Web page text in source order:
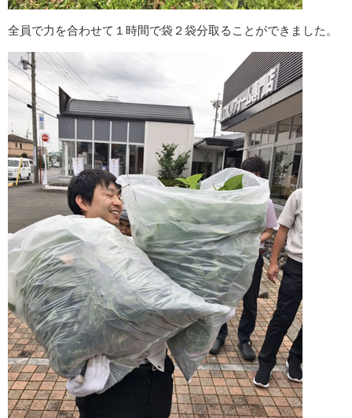
全員で力を合わせて１時間で袋２袋分取ることができました。